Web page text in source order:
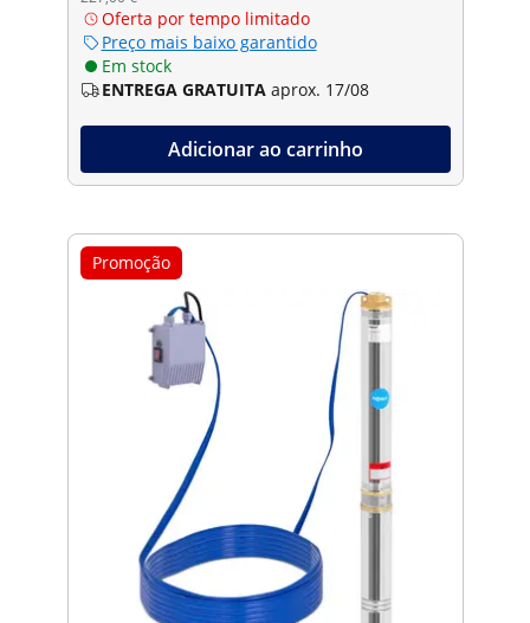
Oferta por tempo limitado
Preço mais baixo garantido
Em stock
ENTREGA GRATUITA aprox. 17/08
Adicionar ao carrinho
Promoção